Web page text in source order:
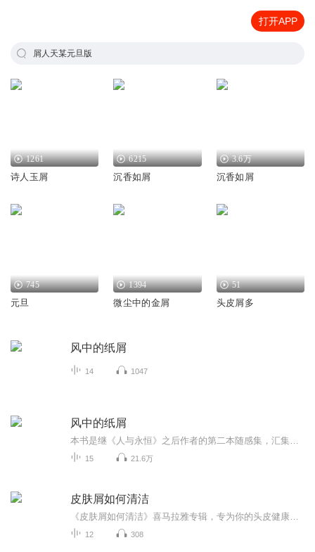
打开APP
屑人天某元旦版
1261
诗人玉屑
6215
沉香如屑
3.6万
沉香如屑
745
元旦
1394
微尘中的金屑
51
头皮屑多
风中的纸屑
14 1047
风中的纸屑
15 21.6万
皮肤屑如何清洁
12 308